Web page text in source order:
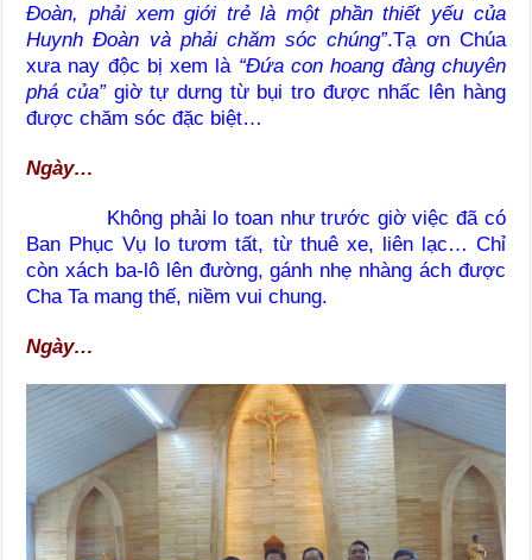
Đoàn, phải xem giới trẻ là một phần thiết yếu của
Huynh Đoàn và phải chăm sóc chúng”.Tạ ơn Chúa
xưa nay độc bị xem là “Đứa con hoang đàng chuyên
phá của”giờ tự dưng từ bụi tro được nhấc lên hàng
được chăm sóc đặc biệt…
Ngày…
Không phải lo toan như trước giờ việc đã có
Ban Phục Vụ lo tươm tất, từ thuê xe, liên lạc… Chỉ
còn xách ba-lô lên đường, gánh nhẹ nhàng ách được
Cha Ta mang thế, niềm vui chung.
Ngày…